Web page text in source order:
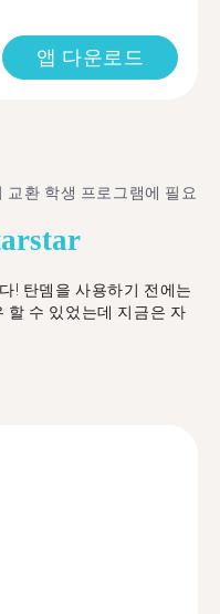
앱 다운로드
교환 학생 프로그램에 필요
star
! 탄뎀을 사용하기 전에는
할 수 있었는데 지금은 자